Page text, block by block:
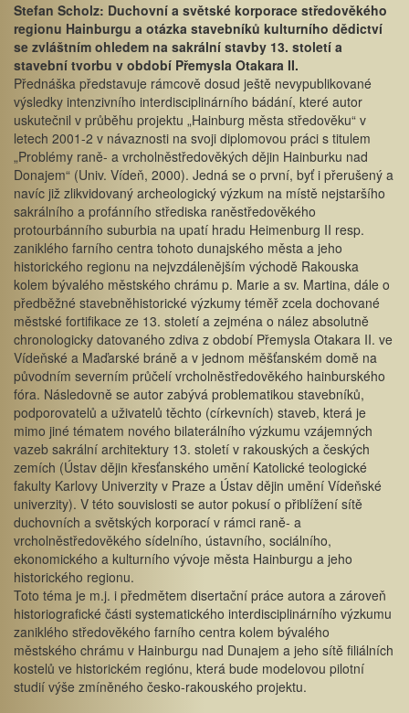
Stefan Scholz: Duchovní a světské korporace středověkého
regionu Hainburgu a otázka stavebníků kulturního dědictví
se zvláštním ohledem na sakrální stavby 13. století a
stavební tvorbu v období Přemysla Otakara II.
Přednáška představuje rámcově dosud ještě nevypublikované
výsledky intenzivního interdisciplinárního bádání, které autor
uskutečnil v průběhu projektu „Hainburg města středověku“ v
letech 2001-2 v návaznosti na svoji diplomovou práci s titulem
„Problémy raně- a vrcholněstředověkých dějin Hainburku nad
Donajem“ (Univ. Vídeň, 2000). Jedná se o první, byť i přerušený a
navíc již zlikvidovaný archeologický výzkum na místě nejstaršího
sakrálního a profánního střediska raněstředověkého
protourbánního suburbia na upatí hradu Heimenburg II resp.
zaniklého farního centra tohoto dunajského města a jeho
historického regionu na nejvzdálenějším východě Rakouska
kolem bývalého městského chrámu p. Marie a sv. Martina, dále o
předběžné stavebněhistorické výzkumy téměř zcela dochované
městské fortifikace ze 13. století a zejména o nález absolutně
chronologicky datovaného zdiva z období Přemysla Otakara II. ve
Vídeňské a Maďarské bráně a v jednom měšťanském domě na
původním severním průčelí vrcholněstředověkého hainburského
fóra. Následovně se autor zabývá problematikou stavebníků,
podporovatelů a uživatelů těchto (církevních) staveb, která je
mimo jiné tématem nového bilaterálního výzkumu vzájemných
vazeb sakrální architektury 13. století v rakouských a českých
zemích (Ústav dějin křesťanského umění Katolické teologické
fakulty Karlovy Univerzity v Praze a Ústav dějin umění Vídeňské
univerzity). V této souvislosti se autor pokusí o přiblížení sítě
duchovních a světských korporací v rámci raně- a
vrcholněstředověkého sídelního, ústavního, sociálního,
ekonomického a kulturního vývoje města Hainburgu a jeho
historického regionu.
Toto téma je m.j. i předmětem disertační práce autora a zároveň
historiografické části systematického interdisciplinárního výzkumu
zaniklého středověkého farního centra kolem bývalého
městského chrámu v Hainburgu nad Dunajem a jeho sítě filiálních
kostelů ve historickém regiónu, která bude modelovou pilotní
studií výše zmíněného česko-rakouského projektu.